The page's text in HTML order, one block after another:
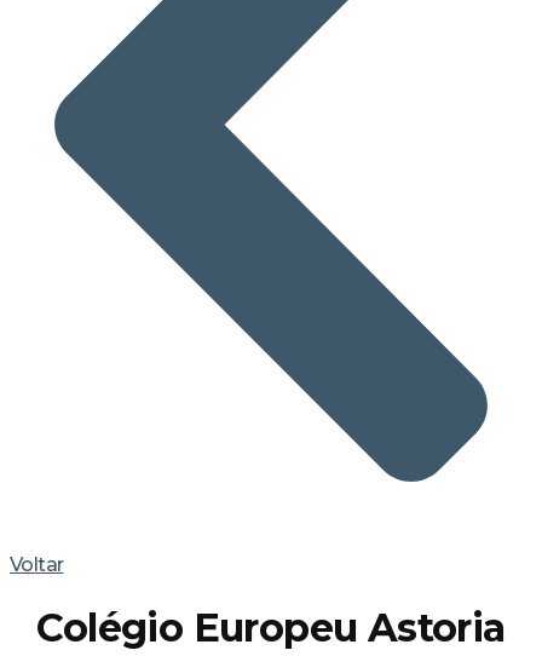
Voltar
Colégio Europeu Astoria